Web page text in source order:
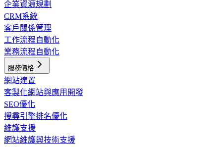
企業資源規劃
CRM系統
客戶關係管理
工作流程自動化
業務流程自動化
服務價格
網站建置
客製化網站與應用開發
SEO優化
搜尋引擎排名優化
維護支援
網站維護與技術支援